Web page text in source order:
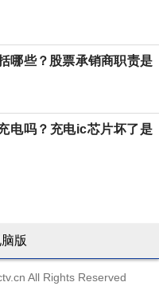
哪些？股票承销商职责是
电吗？充电ic芯片坏了是
版
All Rights Reserved